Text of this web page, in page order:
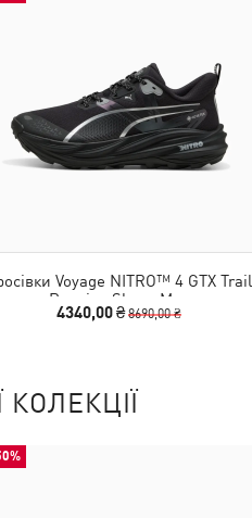
Voyage NITRO™ 4 GTX Trail
Running Shoes Men
4340,00 ₴8690,00 ₴
КОЛЕКЦІЇ